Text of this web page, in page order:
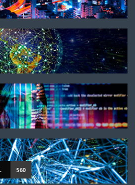
560